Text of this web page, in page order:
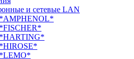
и сетевые LAN